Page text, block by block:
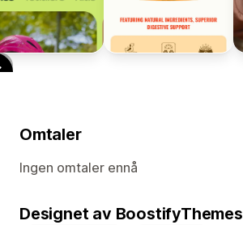
Omtaler
Ingen omtaler ennå
Designet av BoostifyThemes